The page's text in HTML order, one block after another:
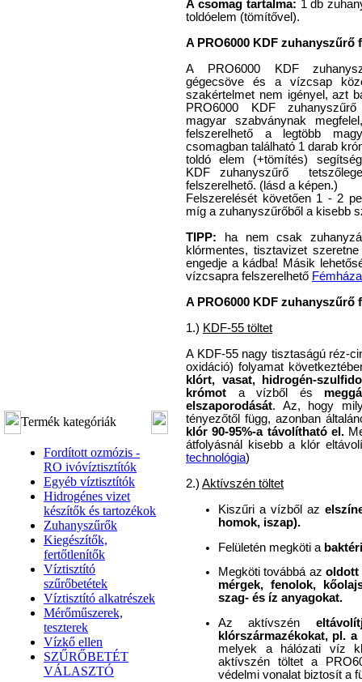
Termék kategóriák
Fordított ozmózis -
RO ivóvíztisztítók
Egyéb víztisztítók
Hidrogénes vizet
készítők és tartozékok
Zuhanyszűrők
Kiegészítők,
fertőtlenítők
Víztisztító
szűrőbetétek
Víztisztító alkatrészek
Mérőműszerek,
teszterek
Vízkő ellen
SZŰRŐBETÉT
VÁLASZTÓ
A csomag tartalma: 1 db
toldóelem (tömítővel).
A PRO6000 KDF zuhanyszűrő
A PRO6000 KDF
gégecsöve és a vízcsap
szakértelmet nem igényel, azt
PRO6000 KDF
magyar szabványnak
felszerelhető a legtöbb
csomagban található 1 darab
toldó elem (+tömítés)
KDF zuhanyszűrő
felszerelhető. (lásd a képen.)
Felszerelését követően 1 - 2
míg a zuhanyszűrőből a kisebb
TIPP: ha nem csak
klórmentes, tisztavizet
engedje a kádba! Másik
vízcsapra felszerelhető
A PRO6000 KDF zuhanyszűrő
1.) KDF-55 töltet
A KDF-55 nagy tisztaságú réz-
oxidáció) folyamat
klórt, vasat, hidrogén-
krómot a vízből és
elszaporodását. Az, hogy
tényezőtől függ, azonban
klór 90-95%-a távolítható el.
átfolyásnál kisebb a klór
technológia)
2.) Aktívszén töltet
Kiszűri a vízből az
homok, iszap).
Felületén megköti a
Megköti továbbá az oldott
mérgek, fenolok,
szag- és íz anyagokat.
Az aktívszén
klórszármazékokat, pl.
melyek a hálózati víz
aktívszén töltet a
védelmi vonalat biztosít a